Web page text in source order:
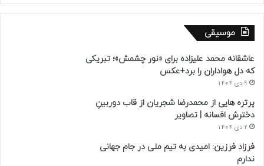
موسیقی
عاشقانه محمد علیزاده برای «نور چشمش»؛ تبریکی
که دل هواداران را برد+عکس
9 دی 1404
پرتره هایی از محمدرضا شجریان از قاب دوربینِ
دخترش افسانه | تصاویر
2 دی 1404
فرزاد فرزین: امیدی به تیم ملی در جام جهانی
ندارم